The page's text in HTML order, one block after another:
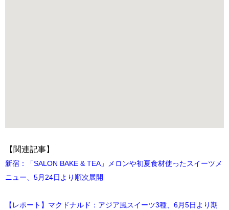
【関連記事】
新宿：「SALON BAKE & TEA」メロンや初夏食材使ったスイーツメ
ニュー、5月24日より順次展開
【レポート】マクドナルド：アジア風スイーツ3種、6月5日より期